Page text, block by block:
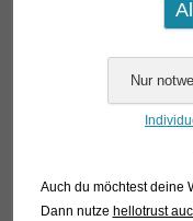
Auch du möchtest deine
Dann nutze hellotrust